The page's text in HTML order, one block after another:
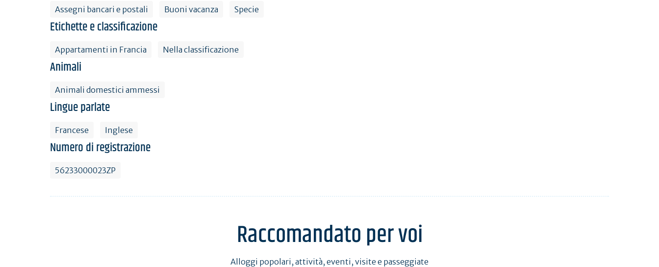
Assegni bancari e postali Buoni vacanza Specie
Etichette e classificazione
Appartamenti in Francia Nella classificazione
Animali
Animali domestici ammessi
Lingue parlate
Francese Inglese
Numero di registrazione
56233000023ZP
Raccomandato per voi
Alloggi popolari, attività, eventi, visite e passeggiate